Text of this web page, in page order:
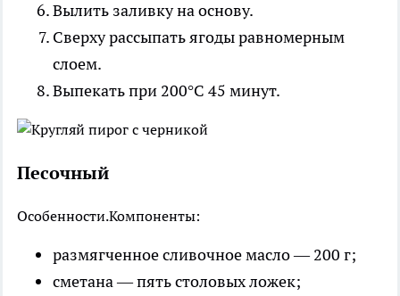
Вылить заливку на основу.
Сверху рассыпать ягоды равномерным
слоем.
Выпекать при 200°С 45 минут.
Песочный
Особенности.Компоненты:
размягченное сливочное масло — 200 г;
сметана — пять столовых ложек;